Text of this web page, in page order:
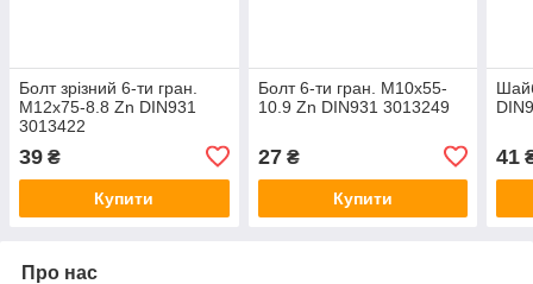
Болт зрізний 6-ти гран.
M12x75-8.8 Zn DIN931
3013422
39 ₴
Купити
Болт 6-ти гран. M10x55-
10.9 Zn DIN931 3013249
27₴
Купити
41
Про нас